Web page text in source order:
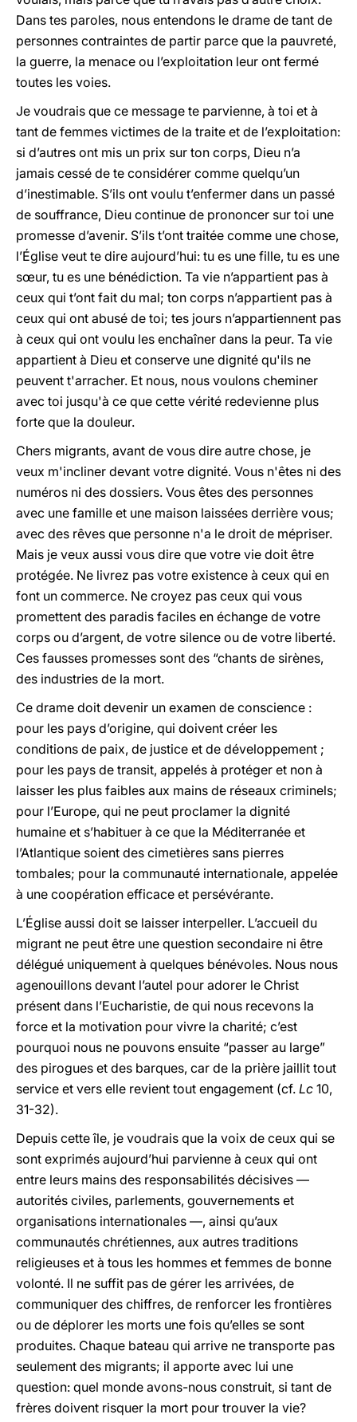
Dans tes paroles, nous entendons le drame de tant de
personnes contraintes de partir parce que la pauvreté,
la guerre, la menace ou l’exploitation leur ont fermé
toutes les voies.
Je voudrais que ce message te parvienne, à toi et à
tant de femmes victimes de la traite et de l’exploitation:
si d’autres ont mis un prix sur ton corps, Dieu n’a
jamais cessé de te considérer comme quelqu’un
d’inestimable. S’ils ont voulu t’enfermer dans un passé
de souffrance, Dieu continue de prononcer sur toi une
promesse d’avenir. S’ils t’ont traitée comme une chose,
l’Église veut te dire aujourd’hui: tu es une fille, tu es une
sœur, tu es une bénédiction. Ta vie n’appartient pas à
ceux qui t’ont fait du mal; ton corps n’appartient pas à
ceux qui ont abusé de toi; tes jours n’appartiennent pas
à ceux qui ont voulu les enchaîner dans la peur. Ta vie
appartient à Dieu et conserve une dignité qu'ils ne
peuvent t'arracher. Et nous, nous voulons cheminer
avec toi jusqu'à ce que cette vérité redevienne plus
forte que la douleur.
Chers migrants, avant de vous dire autre chose, je
veux m'incliner devant votre dignité. Vous n'êtes ni des
numéros ni des dossiers. Vous êtes des personnes
avec une famille et une maison laissées derrière vous;
avec des rêves que personne n'a le droit de mépriser.
Mais je veux aussi vous dire que votre vie doit être
protégée. Ne livrez pas votre existence à ceux qui en
font un commerce. Ne croyez pas ceux qui vous
promettent des paradis faciles en échange de votre
corps ou d’argent, de votre silence ou de votre liberté.
Ces fausses promesses sont des “chants de sirènes,
des industries de la mort.
Ce drame doit devenir un examen de conscience :
pour les pays d’origine, qui doivent créer les
conditions de paix, de justice et de développement ;
pour les pays de transit, appelés à protéger et non à
laisser les plus faibles aux mains de réseaux criminels;
pour l’Europe, qui ne peut proclamer la dignité
humaine et s’habituer à ce que la Méditerranée et
l’Atlantique soient des cimetières sans pierres
tombales; pour la communauté internationale, appelée
à une coopération efficace et persévérante.
L’Église aussi doit se laisser interpeller. L’accueil du
migrant ne peut être une question secondaire ni être
délégué uniquement à quelques bénévoles. Nous nous
agenouillons devant l’autel pour adorer le Christ
présent dans l’Eucharistie, de qui nous recevons la
force et la motivation pour vivre la charité; c’est
pourquoi nous ne pouvons ensuite “passer au large”
des pirogues et des barques, car de la prière jaillit tout
service et vers elle revient tout engagement (cf. Lc 10,
31-32).
Depuis cette île, je voudrais que la voix de ceux qui se
sont exprimés aujourd’hui parvienne à ceux qui ont
entre leurs mains des responsabilités décisives —
autorités civiles, parlements, gouvernements et
organisations internationales —, ainsi qu’aux
communautés chrétiennes, aux autres traditions
religieuses et à tous les hommes et femmes de bonne
volonté. Il ne suffit pas de gérer les arrivées, de
communiquer des chiffres, de renforcer les frontières
ou de déplorer les morts une fois qu’elles se sont
produites. Chaque bateau qui arrive ne transporte pas
seulement des migrants; il apporte avec lui une
question: quel monde avons-nous construit, si tant de
frères doivent risquer la mort pour trouver la vie?